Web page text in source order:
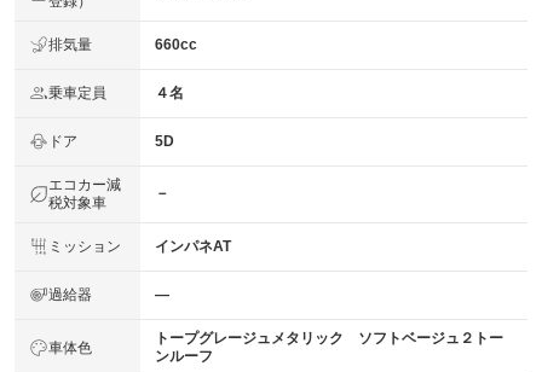
排気量 660cc
乗車定員 ４名
ドア 5D
エコカー減
税対象車
－
ミッション インパネAT
過給器 ―
車体色
トープグレージュメタリック ソフトベージュ２トー
ンルーフ